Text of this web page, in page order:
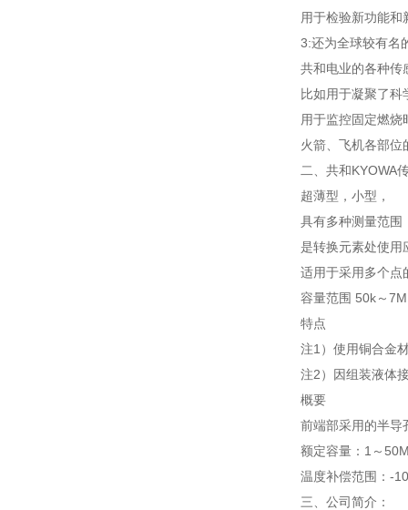
用于检验新功能
3:还为全球较有名
共和电业的各种传
比如用于凝聚了
用于监控固定燃烧
火箭、飞机各部位
二、共和KYOWA
超薄型，小型，
具有多种测量范围
是转换元素处使用
适用于采用多个点
容量范围 50k～
特点
注1）使用铜合金
注2）因组装液体
概要
前端部采用的半导
额定容量：1～
温度补偿范围：-
三、公司简介：